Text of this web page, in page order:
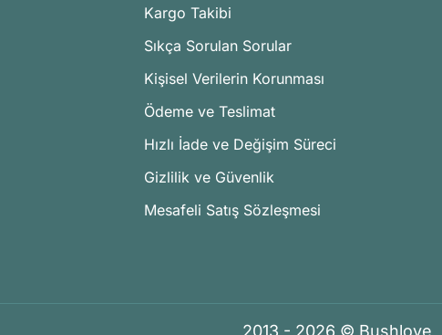
Kargo Takibi
Sıkça Sorulan Sorular
Kişisel Verilerin Korunması
Ödeme ve Teslimat
Hızlı İade ve Değişim Süreci
Gizlilik ve Güvenlik
Mesafeli Satış Sözleşmesi